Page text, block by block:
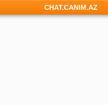
CHAT.CANIM.AZ